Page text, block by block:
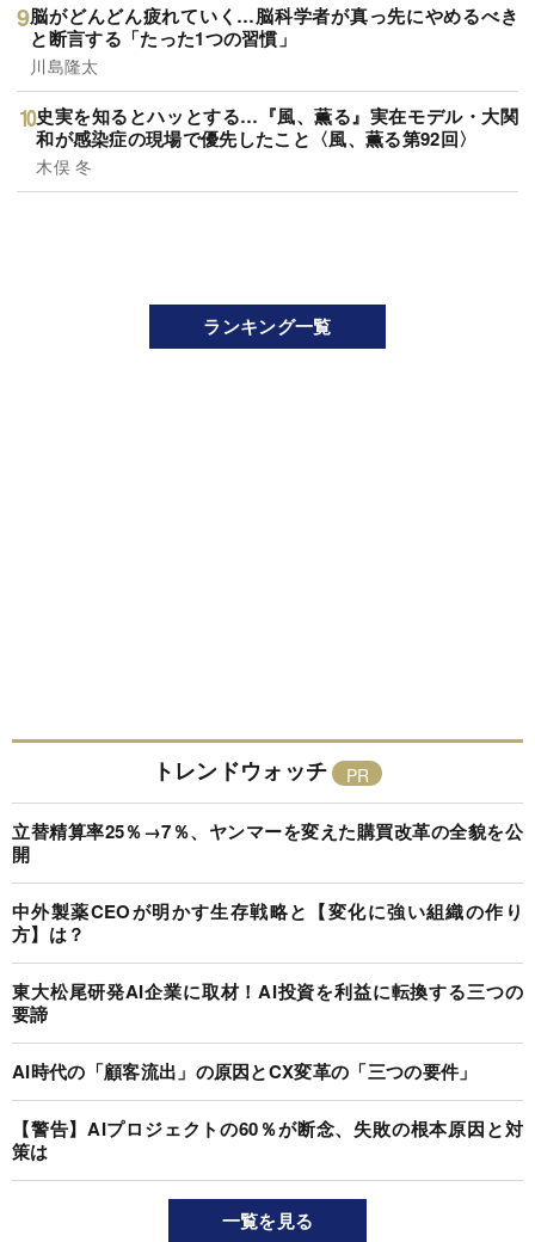
脳がどんどん疲れていく…脳科学者が真っ先にやめるべき
と断言する「たった1つの習慣」
川島隆太
史実を知るとハッとする…『風、薫る』実在モデル・大関
和が感染症の現場で優先したこと〈風、薫る第92回〉
木俣 冬
ランキング一覧
トレンドウォッチ
立替精算率25％→7％、ヤンマーを変えた購買改革の全貌を公
開
中外製薬CEOが明かす生存戦略と【変化に強い組織の作り
方】は？
東大松尾研発AI企業に取材！AI投資を利益に転換する三つの
要諦
AI時代の「顧客流出」の原因とCX変革の「三つの要件」
【警告】AIプロジェクトの60％が断念、失敗の根本原因と対
策は
一覧を見る